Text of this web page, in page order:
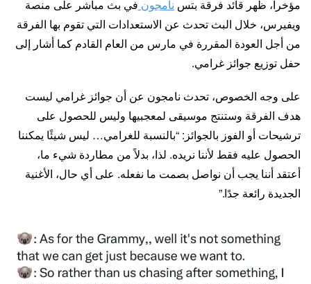
مؤخرا، ظهر قائد فرقة بتس نامجون في بث مباشر على منصة
ويفيرس، خلال البث تحدث عن الاستعدادات التي تقوم بها الفرقة
من أجل العودة المقررة في مارس من العام القادم كما أشار إلى
حفل توزيع جوائز غرامي.
على وجه الخصوص، تحدث نامجون عن أن جوائز غرامي ليست
هدف الفرقة وستنتج موسيقى لمعجبيها وليس للحصول على
ترشيحات أو الفوز بالجوائز: “بالنسبة للغرامي… ليس شيئًا يمكننا
الحصول عليه فقط لأننا نريده. لذا، بدلاً من مطاردة شيء ما،
أعتقد أننا يجب أن نواصل بصمت ما نفعله. على أي حال، الأغنية
الجديدة رائعة جدًا.”